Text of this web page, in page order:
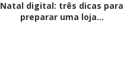
Natal digital: três dicas para
preparar uma loja...